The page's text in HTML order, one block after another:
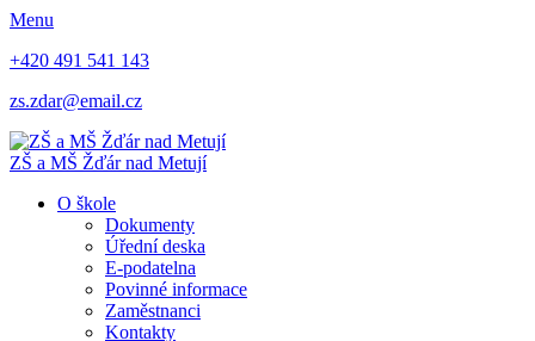
Menu
+420 491 541 143
zs.zdar@email.cz
ZŠ a MŠ Žďár nad Metují
O škole
Dokumenty
Úřední deska
E-podatelna
Povinné informace
Zaměstnanci
Kontakty